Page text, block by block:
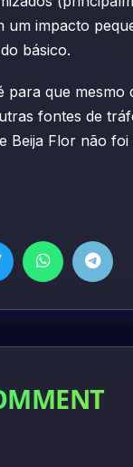
impacto
básico.
para que
fontes de
Beija Flor não